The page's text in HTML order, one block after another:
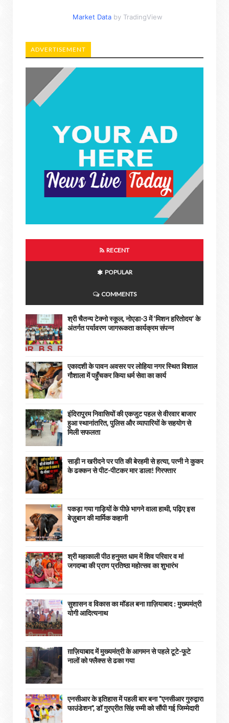
Market Data by TradingView
ADVERTISEMENT
RECENT
POPULAR
COMMENTS
श्री चैतन्य टेक्नो स्कूल, नोएडा-3 में ‘मिशन हरितोदय’ के
अंतर्गत पर्यावरण जागरूकता कार्यक्रम संपन्न
एकादशी के पावन अवसर पर लोहिया नगर स्थित विशाल
गौशाला में पहुँचकर किया धर्म सेवा का कार्य
इंदिरापुरम निवासियों की एकजुट पहल से वीरवार बाजार
हुआ स्थानांतरित, पुलिस और व्यापारियों के सहयोग से
मिली सफलता
साड़ी न खरीदने पर पति की बेरहमी से हत्या, पत्नी ने कुकर
के ढक्कन से पीट-पीटकर मार डाला! गिरफ्तार
पकड़ा गया गाड़ियों के पीछे भागने वाला हाथी, पढ़िए इस
बेज़ुबान की मार्मिक कहानी
श्री महाकाली पीठ हनुमत धाम में शिव परिवार व मां
जगदम्बा की प्राण प्रतिष्ठा महोत्सव का शुभारंभ
सुशासन व विकास का मॉडल बना ग़ाज़ियाबाद : ​मुख्यमंत्री
योगी आदित्यनाथ
ग़ाज़ियाबाद में मुख्यमंत्री के आगमन से पहले टूटे-फूटे
नालों को फ्लैक्स से ढका गया
एनसीआर के इतिहास में पहली बार बना "एनसीआर गुरुद्वारा
फाउंडेशन", डॉ गुरप्रीत सिंह रम्मी को सौंपी गई जिम्मेदारी